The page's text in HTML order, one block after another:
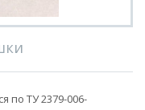
по ТУ 2379-006-